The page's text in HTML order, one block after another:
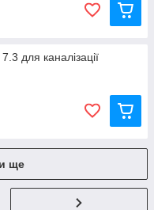
для каналізації
ще